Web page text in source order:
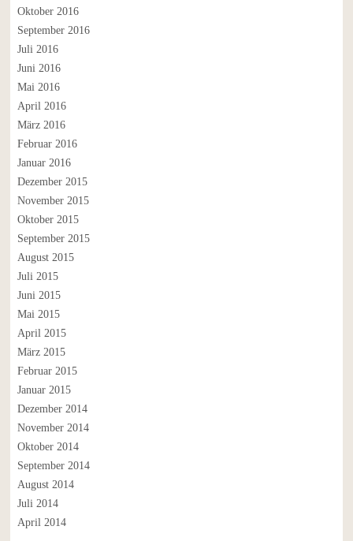
Oktober 2016
September 2016
Juli 2016
Juni 2016
Mai 2016
April 2016
März 2016
Februar 2016
Januar 2016
Dezember 2015
November 2015
Oktober 2015
September 2015
August 2015
Juli 2015
Juni 2015
Mai 2015
April 2015
März 2015
Februar 2015
Januar 2015
Dezember 2014
November 2014
Oktober 2014
September 2014
August 2014
Juli 2014
April 2014